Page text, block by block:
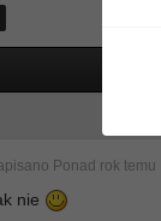
Ponad rok temu
nie